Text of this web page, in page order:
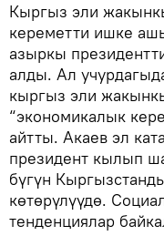
Кыргыз эли
кереметти ишке
азыркы
алды. Ал
кыргыз эли
“экономикалык
айтты. Акаев эл
президент кылып
бүгүн
көтөрүлүүдө.
тенденциялар